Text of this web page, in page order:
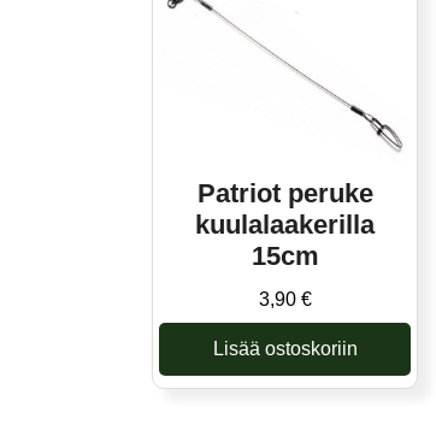
Patriot peruke
kuulalaakerilla
15cm
3,90 €
Lisää ostoskoriin